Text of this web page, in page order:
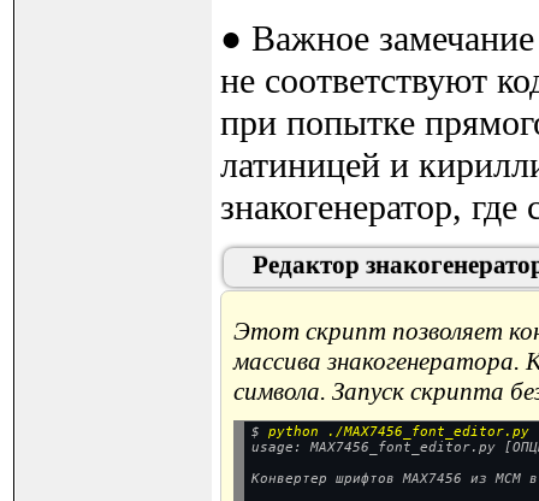
● Важное
не соответствуют
при попытке
латиницей и
знакогенератор,
Редактор
Этот скрипт позволяет
массива
символа. Запуск скрипта
$ python ./MAX7456_font_editor.py
usage: MAX7456_font_editor.py
Конвертер шрифтов MAX7456 из MCM